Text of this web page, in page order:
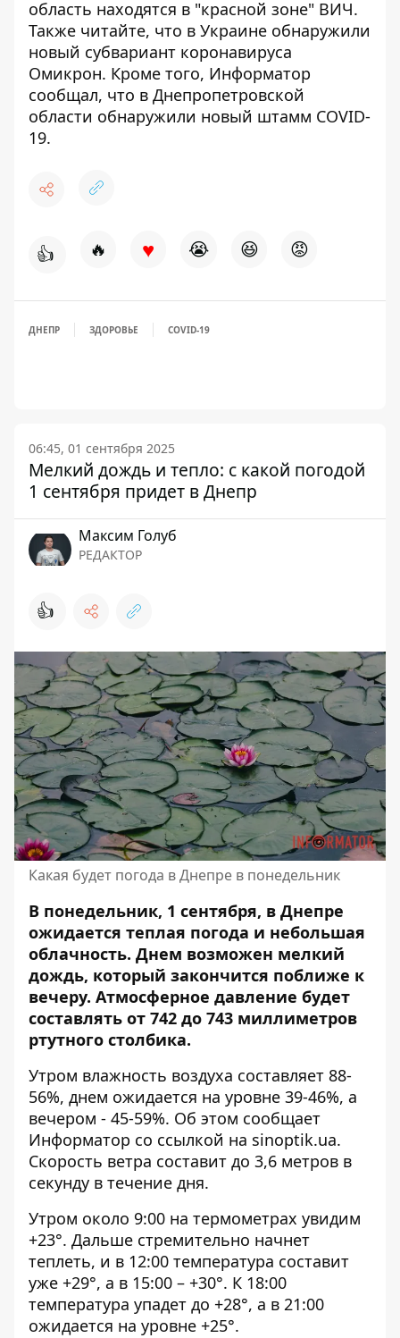
область находятся в "красной зоне" ВИЧ.
Также читайте, что в Украине обнаружили
новый субвариант коронавируса
Омикрон. Кроме того, Информатор
сообщал, что в Днепропетровской
области обнаружили новый штамм COVID-
19.
👍 🔥 ♥ 😭 😆 😡
ДНЕПР ЗДОРОВЬЕ COVID-19
06:45, 01 сентября 2025
Мелкий дождь и тепло: с какой погодой
1 сентября придет в Днепр
Максим Голуб
РЕДАКТОР
👍
Какая будет погода в Днепре в понедельник
В понедельник, 1 сентября, в Днепре
ожидается теплая погода и небольшая
облачность. Днем возможен мелкий
дождь, который закончится поближе к
вечеру. Атмосферное давление будет
составлять от 742 до 743 миллиметров
ртутного столбика.
Утром влажность воздуха составляет 88-
56%, днем ​​ожидается на уровне 39-46%, а
вечером - 45-59%. Об этом сообщает
Информатор со ссылкой на sinoptik.ua.
Скорость ветра составит до 3,6 метров в
секунду в течение дня.
Утром около 9:00 на термометрах увидим
+23°. Дальше стремительно начнет
теплеть, и в 12:00 температура составит
уже +29°, а в 15:00 – +30°. К 18:00
температура упадет до +28°, а в 21:00
ожидается на уровне +25°.